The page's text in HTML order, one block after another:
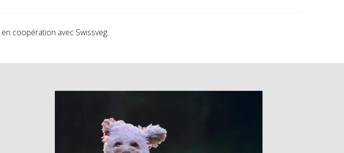
en coopération avec Swissveg.